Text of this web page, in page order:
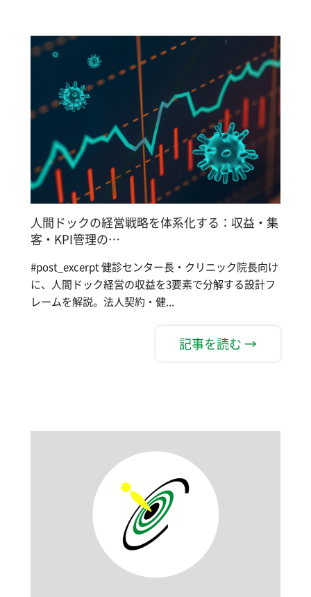
人間ドックの経営戦略を体系化する：収益・集
客・KPI管理の…
#post_excerpt 健診センター長・クリニック院長向け
に、人間ドック経営の収益を3要素で分解する設計フ
レームを解説。法人契約・健...
記事を読む →